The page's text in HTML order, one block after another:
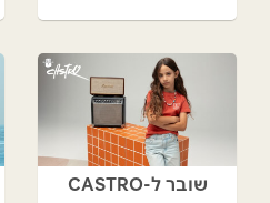
שובר ל-CASTRO